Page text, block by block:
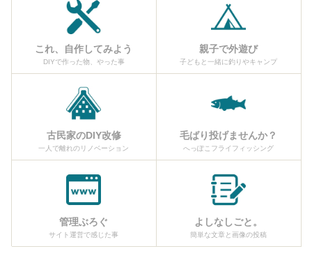
これ、自作してみよう
DIYで作った物、やった事
親子で外遊び
子どもと一緒に釣りやキャンプ
古民家のDIY改修
一人で離れのリノベーション
毛ばり投げませんか？
へっぽこフライフィッシング
管理ぶろぐ
サイト運営で感じた事
よしなしごと。
簡単な文章と画像の投稿